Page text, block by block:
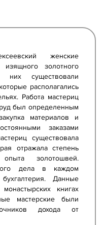
женские
золотного
существовали
располагались
Работа мастериц
был определенным
материалов и
заказами
существовала
отражала степень
золотошвей.
дела в каждом
Данные
книгах
мастерские были
дохода от